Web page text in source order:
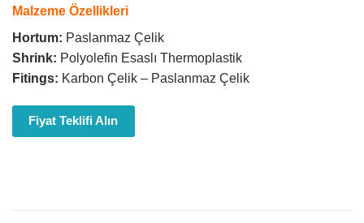
Malzeme Özellikleri
Hortum: Paslanmaz Çelik
Shrink: Polyolefin Esaslı Thermoplastik
Fitings: Karbon Çelik – Paslanmaz Çelik
Fiyat Teklifi Alın